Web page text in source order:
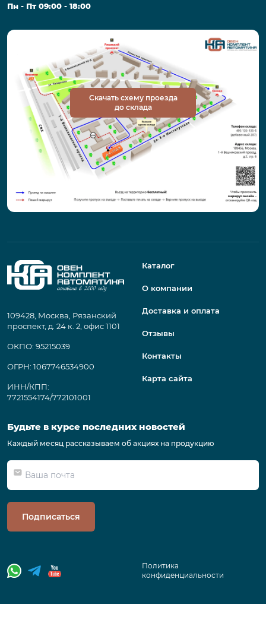
Пн - Пт 09:00 - 18:00
Скачать схему проезда
до склада
109428, Москва, Рязанский
проспект, д. 24 к. 2, офис 1101
ОКПО: 95215039
ОГРН: 1067746534900
ИНН/КПП:
7721554174/772101001
Каталог
О компании
Доставка и оплата
Отзывы
Контакты
Карта сайта
Будьте в курсе последних новостей
Каждый месяц рассказываем об акциях на продукцию
Подписаться
Политика
конфиденциальности